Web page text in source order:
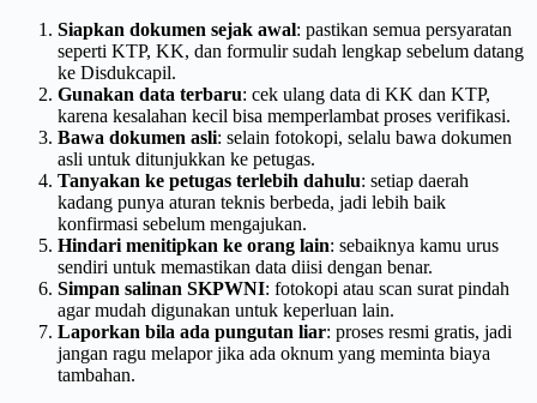
Siapkan dokumen sejak awal: pastikan semua persyaratan
seperti KTP, KK, dan formulir sudah lengkap sebelum datang
ke Disdukcapil.
Gunakan data terbaru: cek ulang data di KK dan KTP,
karena kesalahan kecil bisa memperlambat proses verifikasi.
Bawa dokumen asli: selain fotokopi, selalu bawa dokumen
asli untuk ditunjukkan ke petugas.
Tanyakan ke petugas terlebih dahulu: setiap daerah
kadang punya aturan teknis berbeda, jadi lebih baik
konfirmasi sebelum mengajukan.
Hindari menitipkan ke orang lain: sebaiknya kamu urus
sendiri untuk memastikan data diisi dengan benar.
Simpan salinan SKPWNI: fotokopi atau scan surat pindah
agar mudah digunakan untuk keperluan lain.
Laporkan bila ada pungutan liar: proses resmi gratis, jadi
jangan ragu melapor jika ada oknum yang meminta biaya
tambahan.